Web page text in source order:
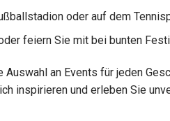
oder auf dem
feiern Sie mit bei bunten
an Events für jeden
inspirieren und erleben Sie